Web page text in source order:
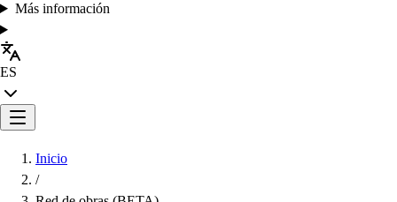
Más información
ES
Inicio
/